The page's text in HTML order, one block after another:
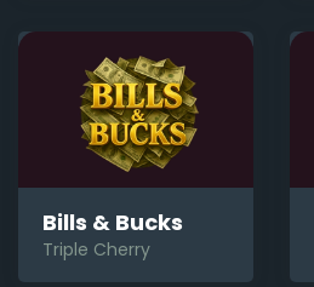
Bills & Bucks
Triple Cherry